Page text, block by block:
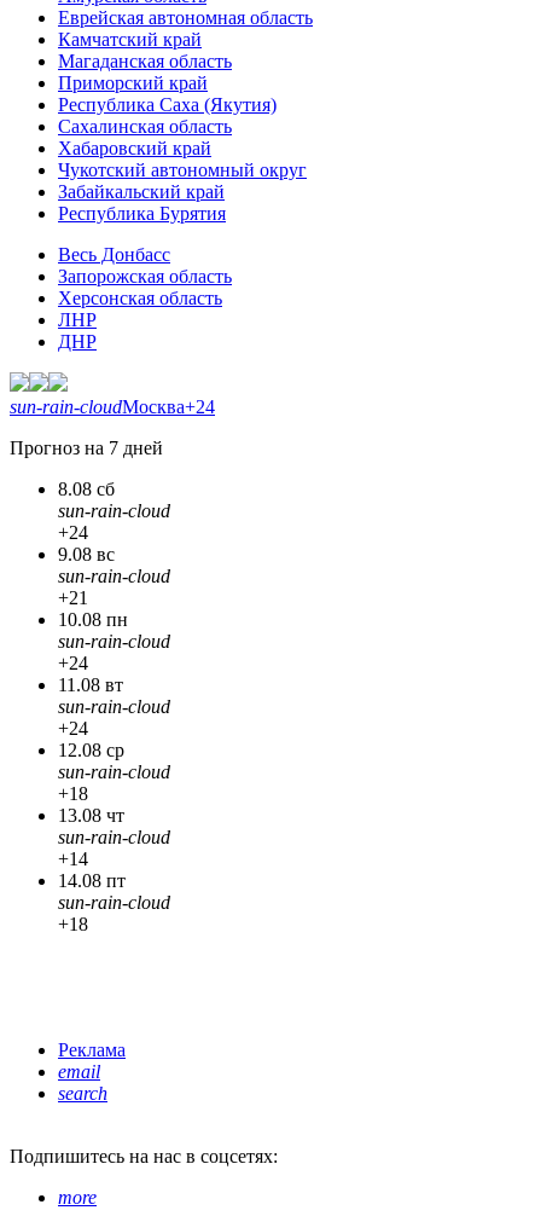
Еврейская автономная область
Камчатский край
Магаданская область
Приморский край
Республика Саха (Якутия)
Сахалинская область
Хабаровский край
Чукотский автономный округ
Забайкальский край
Республика Бурятия
Весь Донбасс
Запорожская область
Херсонская область
ЛНР
ДНР
sun-rain-cloudМосква+24
Прогноз на 7 дней
8.08 сб
sun-rain-cloud
+24
9.08 вс
sun-rain-cloud
+21
10.08 пн
sun-rain-cloud
+24
11.08 вт
sun-rain-cloud
+24
12.08 ср
sun-rain-cloud
+18
13.08 чт
sun-rain-cloud
+14
14.08 пт
sun-rain-cloud
+18
Реклама
email
search
Подпишитесь на нас в соцсетях:
more